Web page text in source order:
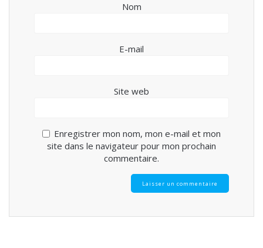
Nom
E-mail
Site web
Enregistrer mon nom, mon e-mail et mon
site dans le navigateur pour mon prochain
commentaire.